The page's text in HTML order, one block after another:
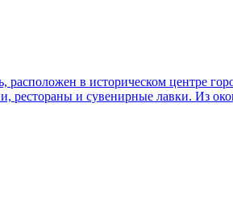
в историческом центре
рестораны и сувенирные лавки. Из